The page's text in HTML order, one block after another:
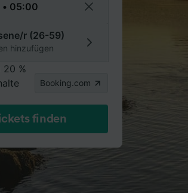
r (26-59)
hinzufügen
20 %
Booking.com
finden